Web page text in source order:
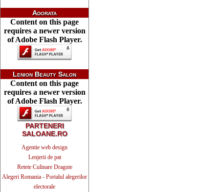
Adorata
Content on this page
requires a newer version
of Adobe Flash Player.
Lenion Beauty Salon
Content on this page
requires a newer version
of Adobe Flash Player.
PARTENERI
SALOANE.RO
Agentie web design
Lenjerii de pat
Retete Culinare Dragute
Alegeri Romania - Portalul alegerilor
electorale